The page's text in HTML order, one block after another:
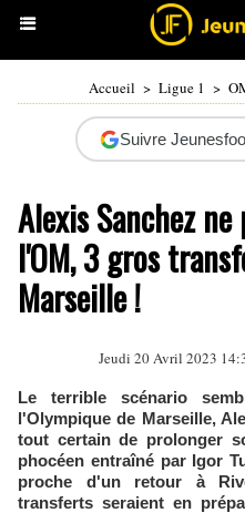
Accueil > Ligue 1 >
Suivre
Alexis Sanchez
l'OM, 3 gros
Marseille !
Jeudi 20 Avril 2023
Le terrible scénario
l'Olympique de Marseille,
tout certain de prolonger
phocéen entraîné par Igor
proche d'un retour à
transferts seraient en